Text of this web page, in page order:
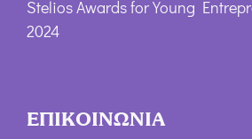
Stelios Awards for Young
2024
ΕΠΙΚΟΙΝΩΝΙΑ